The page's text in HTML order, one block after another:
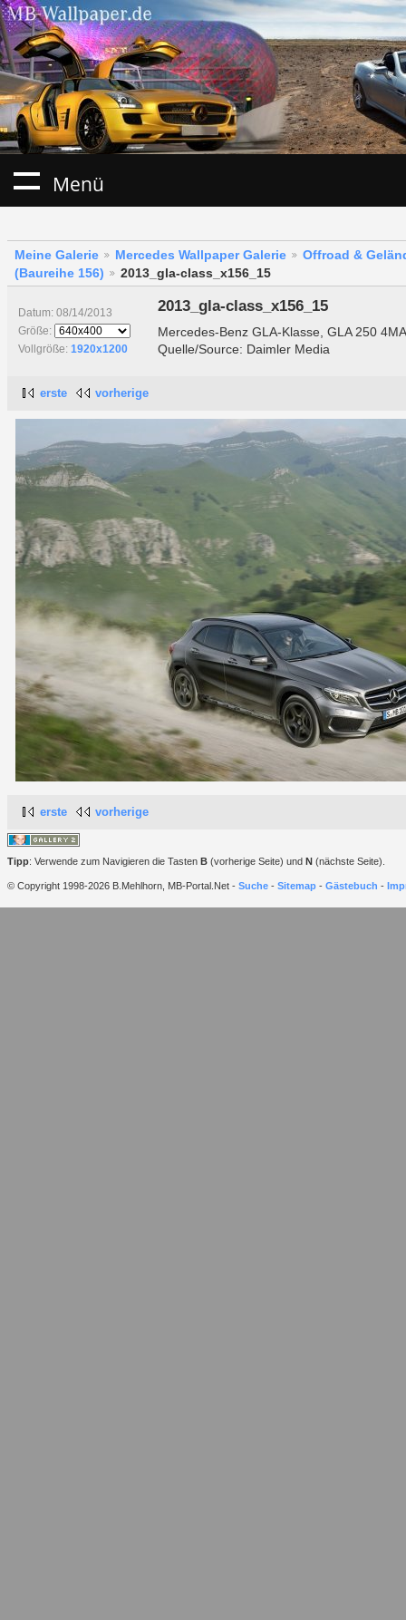
Menü
Meine Galerie Mercedes Wallpaper Galerie
Offroad &
(Baureihe 156)
2013_gla-class_x156_15
Datum: 08/14/2013
Größe:
Vollgröße: 1920x1200
2013_gla-class_x156_15
Mercedes-Benz GLA-Klasse, GLA 250
Quelle/Source: Daimler Media
erste vorherige
erste vorherige
Tipp: Verwende zum Navigieren die Tasten B (vorherige Seite) und N (nächste Seite).
© Copyright 1998-2026 B.Mehlhorn, MB-Portal.Net - Suche - Sitemap - Gästebuch -